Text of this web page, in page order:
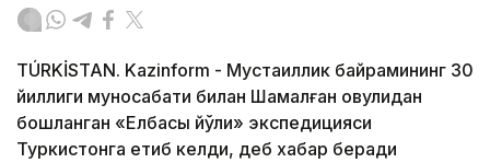
TÚRKİSTAN. Kazinform - Мустақиллик байрамининг 30
йиллиги муносабати билан Шамалған овулидан
бошланган «Елбасы йўли» экспедицияси
Туркистонга етиб келди, деб хабар беради